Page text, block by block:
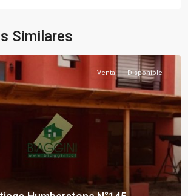
Similares
Venta Disponible